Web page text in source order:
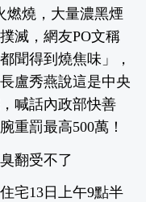
燃燒，大量濃黑煙
滅，網友PO文稱
聞得到燒焦味」，
盧秀燕說這是中央
喊話內政部快善
重罰最高500萬！
翻受不了
宅13日上午9點半